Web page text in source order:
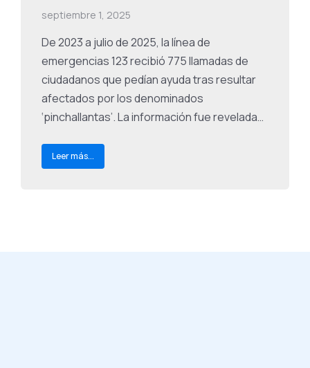
septiembre 1, 2025
De 2023 a julio de 2025, la línea de
emergencias 123 recibió 775 llamadas de
ciudadanos que pedían ayuda tras resultar
afectados por los denominados
‘pinchallantas’. La información fue revelada…
Leer más...